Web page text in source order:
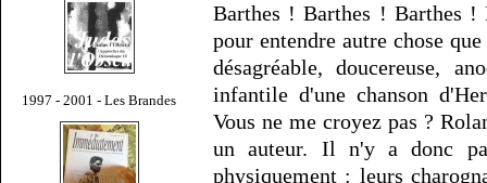
1997 - 2001 - Les Brandes
Barthes ! Barthes ! Barthes
pour entendre autre chose
désagréable, doucereuse,
infantile d'une chanson
Vous ne me croyez pas ?
un auteur. Il n'y a donc
physiquement : leurs